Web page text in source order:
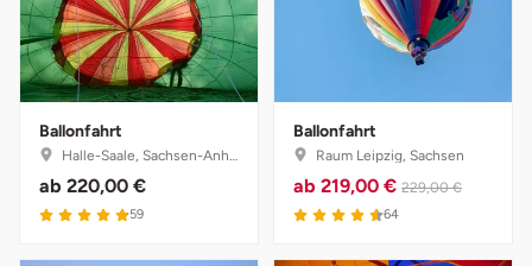
Ballonfahrt
Halle-Saale, Sachsen-Anhalt
ab 220,00 €
4.9 von 5
59
Ballonfahrt
Raum Leipzig, Sachsen
ab 219,00 € 229,00 €
4.6 von 5
64